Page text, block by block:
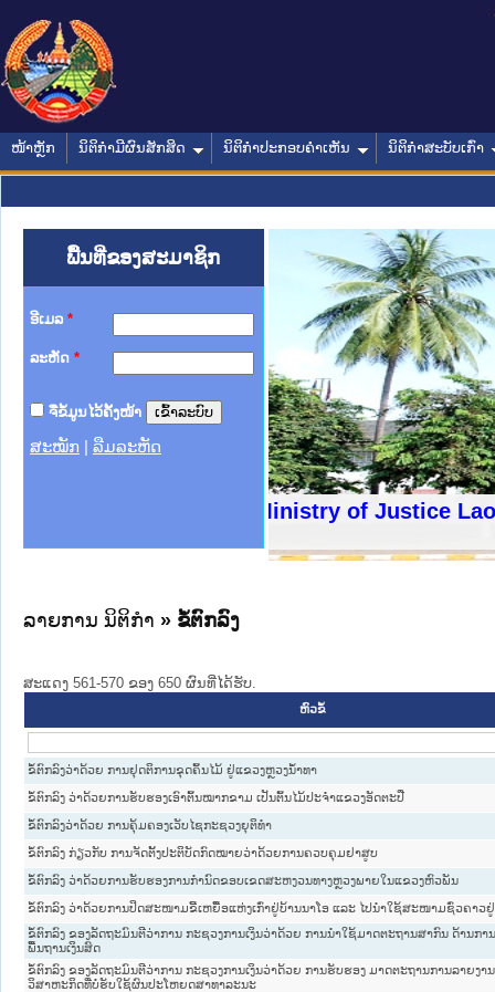
ໜ້າຫຼັກ ນິຕິກໍາມີຜົນສັກສິດ ນິຕິກໍາປະກອບຄໍາເຫັນ ນິຕິກໍາສະບັບເກົ່າ
ພື້ນທີ່ຂອງສະມາຊິກ
ອີເມລ *
ລະຫັດ *
ຈື່ຂໍ້ມູນໄວ້ຄັ້ງໜ້າ
ສະໝັກ ລືມລະຫັດ
Ministry of Justice Lao PDR
າຊົນ ພາກເໜືອ
ການ
ກາງ
ໃຕ້
ຕຳຫຼວດປະຊາຊົນ
ສັນຕິບານປະຊາຊົນ
ກເໜືອ
າຊົນ ພາກກາງ
ລາຍການ ນິຕິກໍາ » ຂໍ້ຕົກລົງ
ສະແດງ 561-570 ຂອງ 650 ຜົນທີ່ໄດ້ຮັບ.
ຫົວຂໍ້
ຂໍ້ຕົກລົງວ່າດ້ວຍ ການຢຸດຕິການຂຸດຄົ້ນໄມ້ ຢູ່ແຂວງຫຼວງນໍ້າທາ
ຂໍ້ຕົກລົງ ວ່າດ້ວຍການຮັບຮອງເອົາຕົ້ນໝາກຂາມ ເປັນຕົ້ນໄມ້ປະຈຳແຂວງອັດຕະປື
ຂໍ້ຕົກລົງວ່າດ້ວຍ ການຄຸ້ມຄອງເວັບໄຊກະຊວງຍຸຕິທຳ
ຂໍ້ຕົກລົງ ກ່ຽວກັບ ການຈັດຕັ້ງປະຕິບັດກົດໝາຍວ່າດ້ວຍການຄວບຄຸມຢາສູບ
ຂໍ້ຕົກລົງ ວ່າດ້ວຍການຮັບຮອງການກຳນົດຂອບເຂດສະຫງວນທາງຫຼວງພາຍໃນແຂວງຫົວພັນ
ຂໍ້ຕົກລົງ ວ່າດ້ວຍການປິດສະໜາມຂີ້ເຫຍື້ອແຫ່ງເກົ່າຢູ່ບ້ານນາໂອ ແລະ ໄປນຳໃຊ້ສະໜາມຊົ່ວຄາວ
ຂໍ້ຕົກລົງ ຂອງລັດຖະມົນຕີວ່າການ ກະຊວງການເງິນວ່າດ້ວຍ ການນຳໃຊ້ມາດຕະຖານສາກົນ ດ້ານກ
ພື້ນຖານເງິນສົດ
ຂໍ້ຕົກລົງ ຂອງລັດຖະມົນຕີວ່າການ ກະຊວງການເງິນວ່າດ້ວຍ ການຮັບຮອງ ມາດຕະຖານການລາຍງາ
ວິສາຫະກິດທີ່ບໍ່ຮັບໃຊ້ຜົນປະໂຫຍດສາທາລະນະ